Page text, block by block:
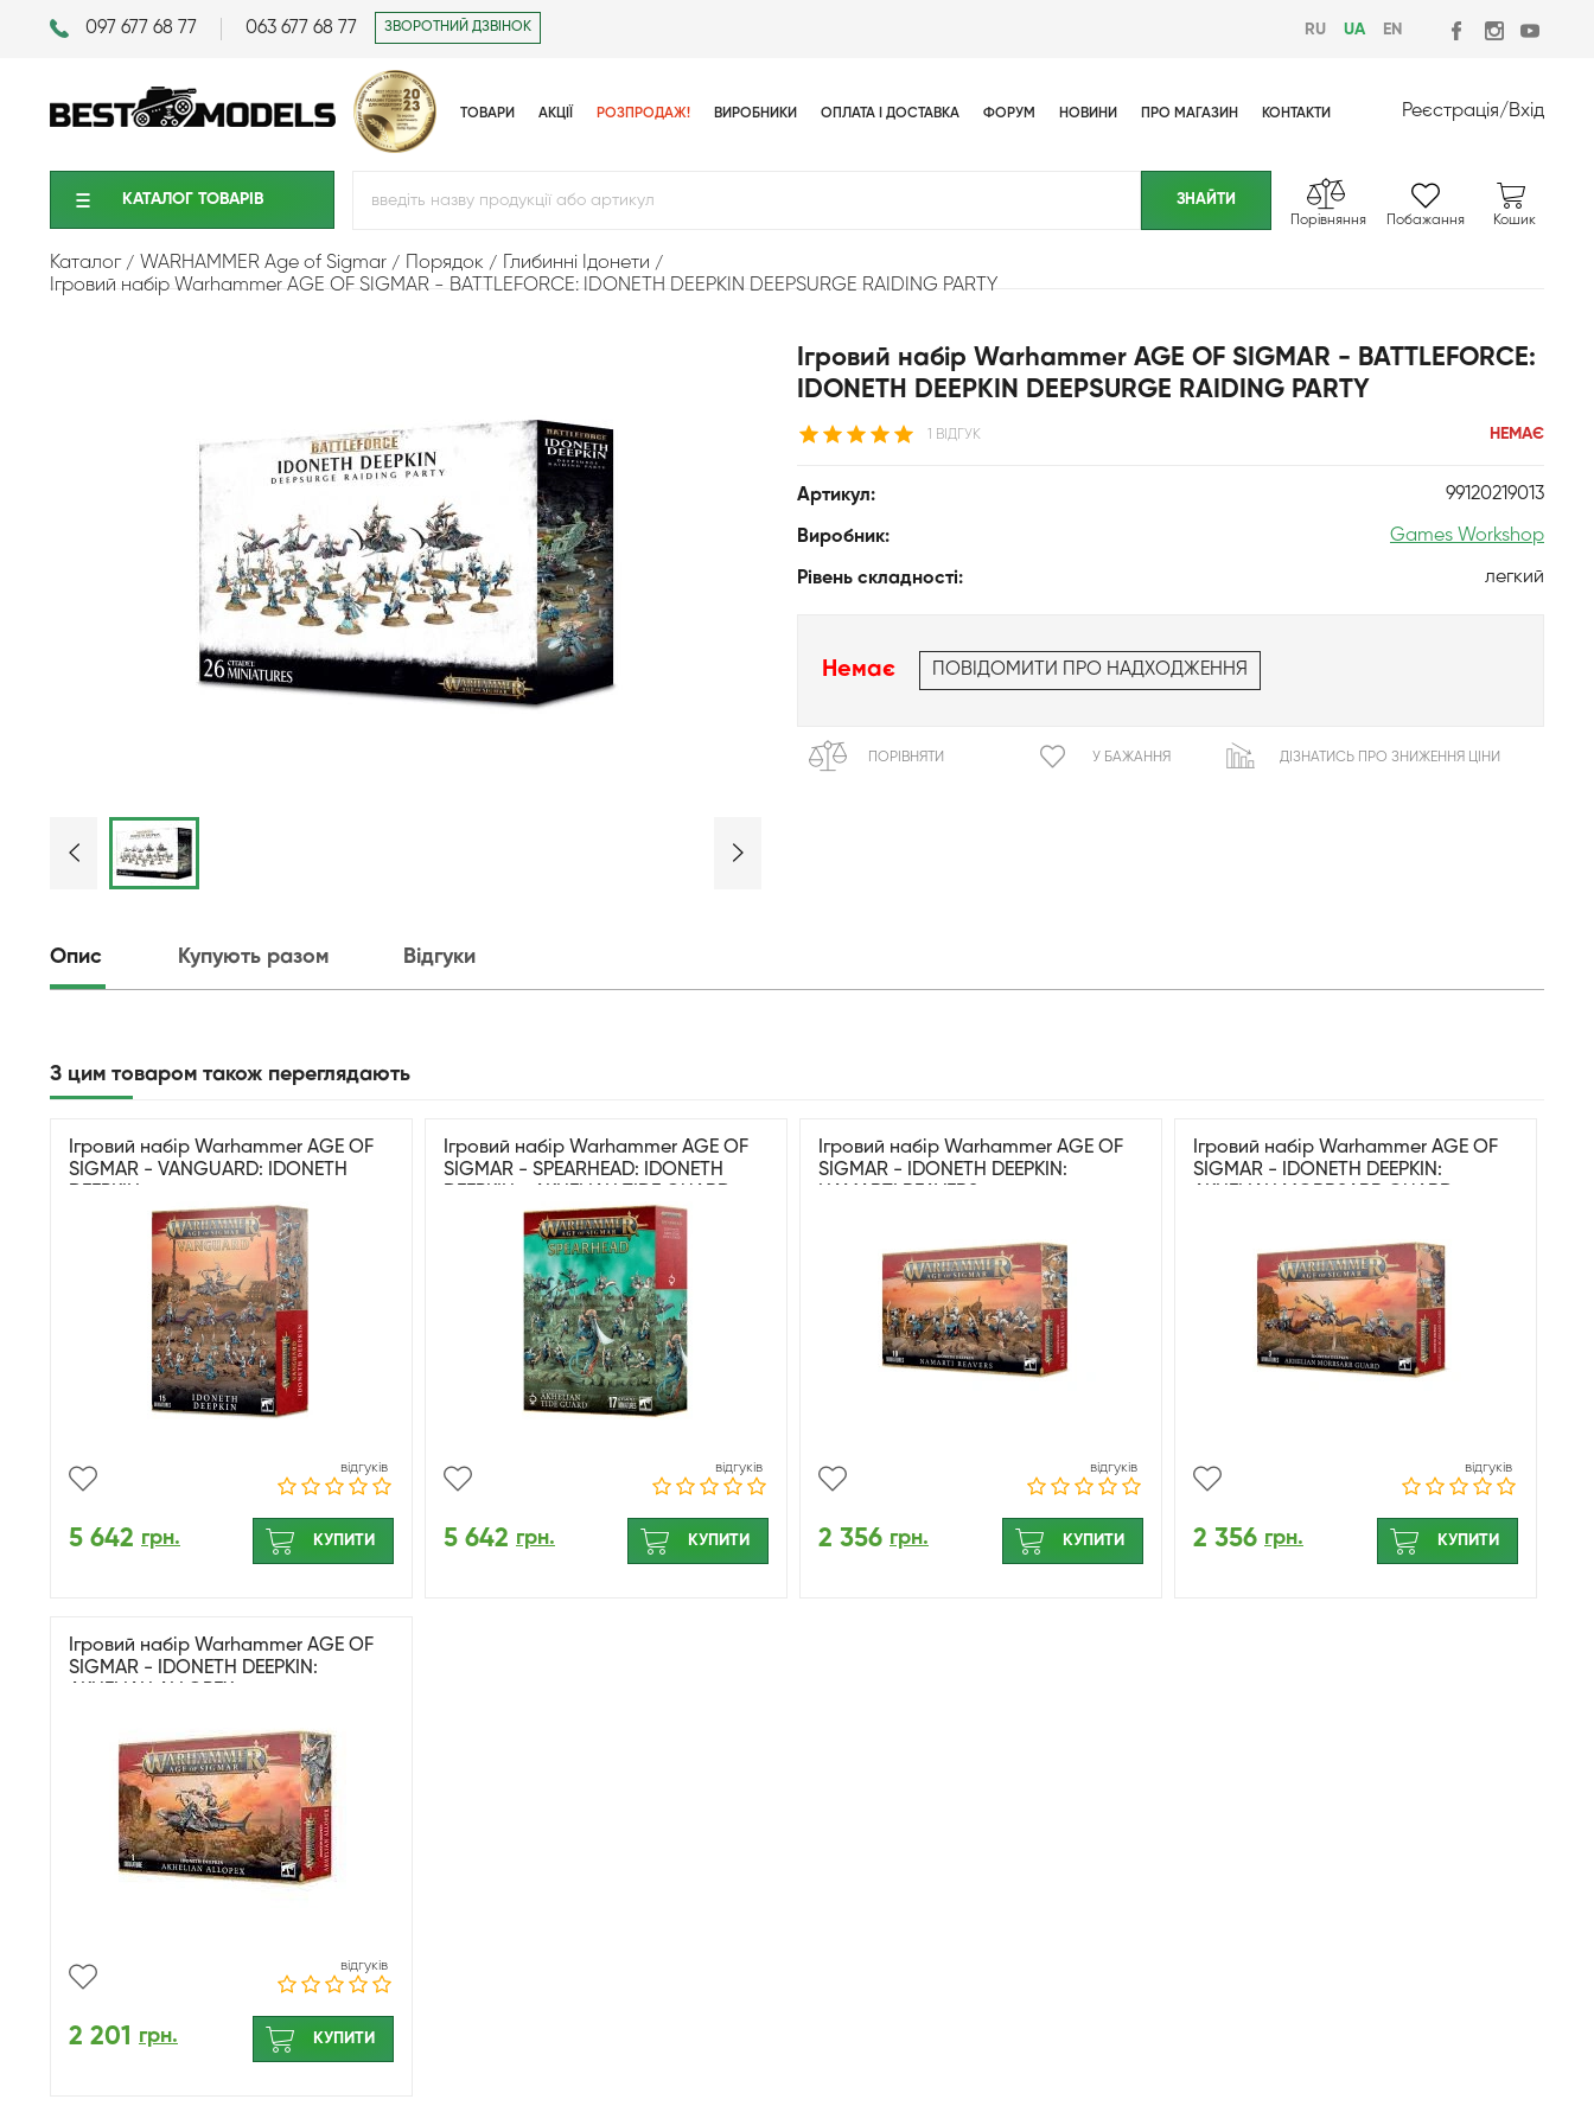
097 677 68 77 063 677 68 77 ЗВОРОТНИЙ ДЗВІНОК RU UA EN
ТОВАРИ АКЦІЇ РОЗПРОДАЖ! ВИРОБНИКИ ОПЛАТА І ДОСТАВКА ФОРУМ НОВИНИ ПРО МАГАЗИН КОНТАКТИ Реєстрація/Вхід
КАТАЛОГ ТОВАРIВ
Порівняння Побажання Кошик
Каталог WARHAMMER Age of Sigmar Порядок
Глибинні Ідонети
Ігровий набір Warhammer AGE OF SIGMAR - BATTLEFORCE: IDONETH DEEPKIN DEEPSURGE RAIDING PARTY
Ігровий набір Warhammer AGE OF SIGMAR - BATTLEFORCE:
IDONETH DEEPKIN DEEPSURGE RAIDING PARTY
1 ВІДГУК НЕМАЄ
Артикул: 99120219013
Виробник: Games Workshop
Рівень складності: легкий
Немає ПОВІДОМИТИ ПРО НАДХОДЖЕННЯ
ПОРІВНЯТИ У БАЖАННЯ ДІЗНАТИСЬ ПРО ЗНИЖЕННЯ ЦІНИ
Опис Купують разом Відгуки
З цим товаром також переглядають
Ігровий набір Warhammer AGE OF
SIGMAR - VANGUARD: IDONETH
відгуків
5 642 грн. КУПИТИ
Ігровий набір Warhammer AGE OF
SIGMAR - SPEARHEAD: IDONETH
відгуків
5 642 грн. КУПИТИ
Ігровий набір Warhammer AGE OF
SIGMAR - IDONETH DEEPKIN:
відгуків
2 356 грн. КУПИТИ
Ігровий набір Warhammer AGE OF
SIGMAR - IDONETH DEEPKIN:
відгуків
2 356 грн. КУПИТИ
Ігровий набір Warhammer AGE OF
SIGMAR - IDONETH DEEPKIN:
відгуків
2 201 грн. КУПИТИ